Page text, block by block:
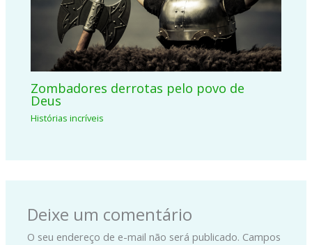
Zombadores derrotas pelo povo de
Deus
Histórias incríveis
Deixe um comentário
O seu endereço de e-mail não será publicado. Campos